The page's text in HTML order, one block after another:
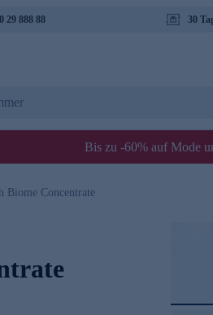
29 888 88 30
Bis zu -60% auf Mode
Biome Concentrate